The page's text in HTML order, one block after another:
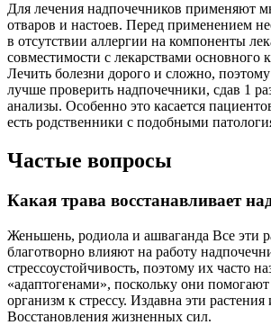
Для лечения надпочечников применяют
отваров и настоев. Перед применением
в отсутствии аллергии на компоненты
совместимости с лекарствами основного
Лечить болезни дорого и сложно,
лучше проверить надпочечники, сдав 1
анализы. Особенно это касается
есть родственники с подобными
Частые вопросы
Какая трава восстанавливает
Женьшень, родиола и ашваганда Все эти
благотворно влияют на работу
стрессоустойчивость, поэтому их часто
«адаптогенами», поскольку они помогают
организм к стрессу. Издавна эти растения
Восстановления жизненных сил.